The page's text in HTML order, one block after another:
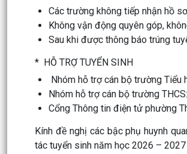
Các trường không tiếp nhận hồ
Không vận động quyên góp,
Sau khi được thông báo trúng
* HỖ TRỢ TUYỂN SINH
Nhóm hỗ trợ cán bộ trường Tiểu
Nhóm hỗ trợ cán bộ trường THCS:
Cổng Thông tin điện tử phường
Kính đề nghị các bậc phụ huynh
tác tuyển sinh năm học 2026 –